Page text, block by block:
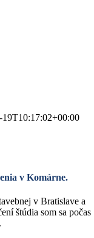
19T10:17:02+00:00
v Komárne.
v Bratislave a
štúdia som sa počas